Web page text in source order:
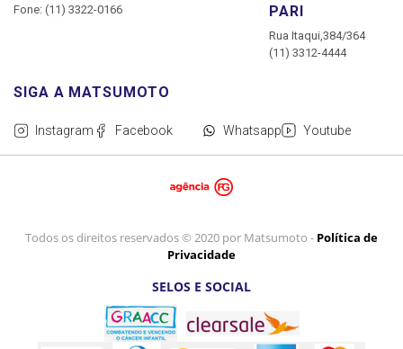
Instagram Facebook Whatsapp Youtube
Fone: (11) 3322-0166
PARI
Rua Itaqui,384/364
(11) 3312-4444
Todos os direitos reservados © 2020 por Matsumoto -